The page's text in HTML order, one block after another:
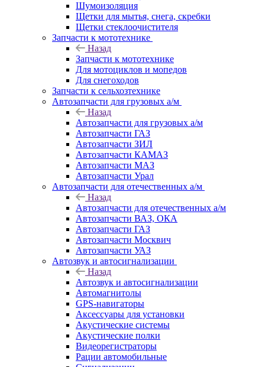
Шумоизоляция
Щетки для мытья, снега, скребки
Щетки стеклоочистителя
Запчасти к мототехнике
Назад
Запчасти к мототехнике
Для мотоциклов и мопедов
Для снегоходов
Запчасти к сельхозтехнике
Автозапчасти для грузовых а/м
Назад
Автозапчасти для грузовых а/м
Автозапчасти ГАЗ
Автозапчасти ЗИЛ
Автозапчасти КАМАЗ
Автозапчасти МАЗ
Автозапчасти Урал
Автозапчасти для отечественных а/м
Назад
Автозапчасти для отечественных а/м
Автозапчасти ВАЗ, ОКА
Автозапчасти ГАЗ
Автозапчасти Москвич
Автозапчасти УАЗ
Автозвук и автосигнализации
Назад
Автозвук и автосигнализации
Автомагнитолы
GPS-навигаторы
Аксессуары для установки
Акустические системы
Акустические полки
Видеорегистраторы
Рации автомобильные